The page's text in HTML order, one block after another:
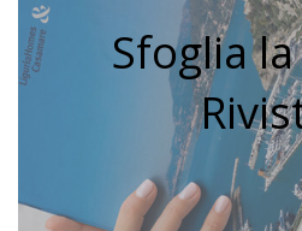
Sfoglia